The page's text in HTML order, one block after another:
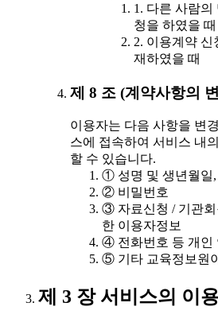
1. 다른 사람의
청을 하였을 때
2. 이용계약 신
재하였을 때
제 8 조 (계약사항의
이용자는 다음 사항을 변
스에 접속하여 서비스 내
할 수 있습니다.
① 성명 및 생년월일,
② 비밀번호
③ 자료신청 / 기관회
한 이용자정보
④ 전화번호 등 개인
⑤ 기타 교육정보원
제 3 장 서비스의 이